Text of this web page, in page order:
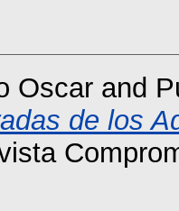
Oscar and
de los